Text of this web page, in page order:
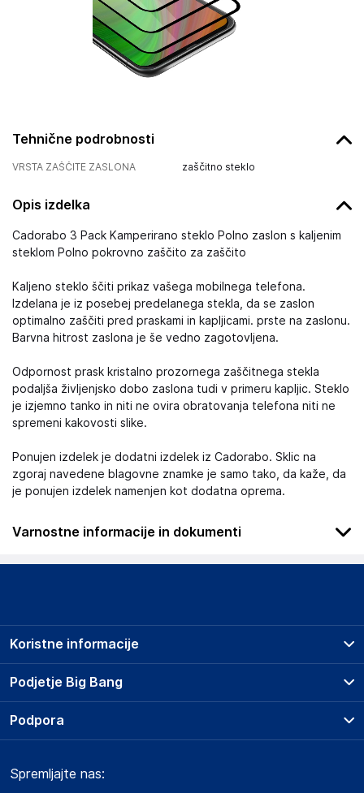
Tehnične podrobnosti
VRSTA ZAŠČITE ZASLONA zaščitno steklo
Opis izdelka
Cadorabo 3 Pack Kamperirano steklo Polno zaslon s kaljenim
steklom Polno pokrovno zaščito za zaščito
Kaljeno steklo ščiti prikaz vašega mobilnega telefona.
Izdelana je iz posebej predelanega stekla, da se zaslon
optimalno zaščiti pred praskami in kapljicami. prste na zaslonu.
Barvna hitrost zaslona je še vedno zagotovljena.
Odpornost prask kristalno prozornega zaščitnega stekla
podaljša življenjsko dobo zaslona tudi v primeru kapljic. Steklo
je izjemno tanko in niti ne ovira obratovanja telefona niti ne
spremeni kakovosti slike.
Ponujen izdelek je dodatni izdelek iz Cadorabo. Sklic na
zgoraj navedene blagovne znamke je samo tako, da kaže, da
je ponujen izdelek namenjen kot dodatna oprema.
Varnostne informacije in dokumenti
.
izdelka in lahko vključujejo ključne varnostne informacije,
povezane z določenim izdelkom.
Dokumenti o varnosti izdelka
Podjetje Big Bang
O podjetju
Obvestila za javnost
Koristne informacije
Prodajna mesta
Storitve
Dostava, vnos in odvoz
Podpora
Marketplace
Spremljajte nas: